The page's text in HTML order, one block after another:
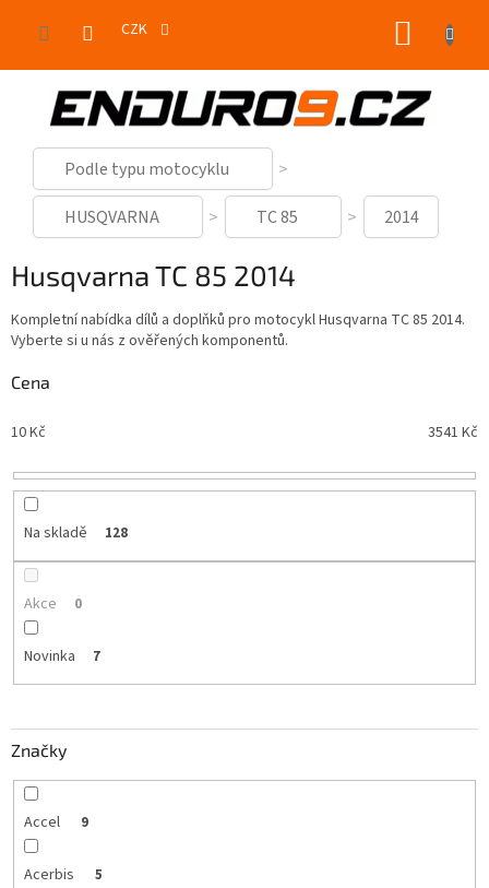
CZK
Podle typu motocyklu
HUSQVARNA
TC 85 2014
Husqvarna TC 85 2014
Kompletní nabídka dílů a doplňků pro motocykl Husqvarna TC 85 2014.
Vyberte si u nás z ověřených komponentů.
Cena
10Kč 3541 Kč
Na skladě 128
Akce 0
Novinka 7
Značky
Accel 9
Acerbis 5